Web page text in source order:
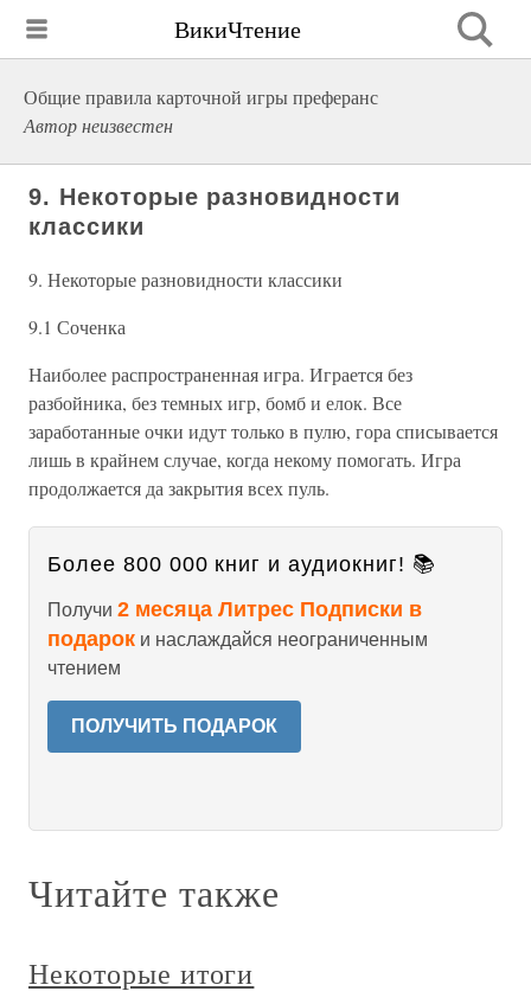
ВикиЧтение
Общие правила карточной игры преферанс
Автор неизвестен
9. Некоторые разновидности
классики
9. Некоторые разновидности классики
9.1 Соченка
Наиболее распространенная игра. Играется без
разбойника, без темных игр, бомб и елок. Все
заработанные очки идут только в пулю, гора списывается
лишь в крайнем случае, когда некому помогать. Игра
продолжается да закрытия всех пуль.
Более 800 000 книг и аудиокниг! 📚
Получи 2 месяца Литрес Подписки в
подарок и наслаждайся неограниченным
чтением
ПОЛУЧИТЬ ПОДАРОК
Читайте также
Некоторые итоги